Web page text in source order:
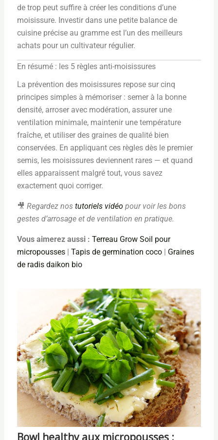
de trop peut suffire à créer les conditions d’une
moisissure. Investir dans une petite balance de
cuisine précise au gramme est l’un des meilleurs
achats pour un cultivateur régulier.
En résumé : les 5 règles anti-moisissures
La prévention des moisissures repose sur cinq
principes simples à mémoriser : semer à la bonne
densité, arroser avec modération, assurer une
ventilation minimale, maintenir une température
fraîche, et utiliser des graines de qualité bien
conservées. En appliquant ces règles dès le premier
semis, les moisissures deviennent rares — et quand
elles apparaissent malgré tout, vous savez
exactement quoi corriger.
🎥 Regardez nos tutoriels vidéo pour voir les bons
gestes d’arrosage et de ventilation en pratique.
Vous aimerez aussi : Terreau Grow Soil pour
micropousses| Tapis de germination coco| Graines
de radis daikon bio
Bowl healthy aux micropousses :